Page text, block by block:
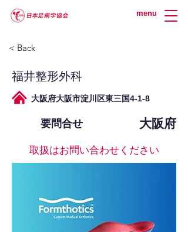
menu
< Back
福井整形外科
大阪府大阪市淀川区東三国4-1-8
要問合せ 大阪府
取扱はお問い合わせください